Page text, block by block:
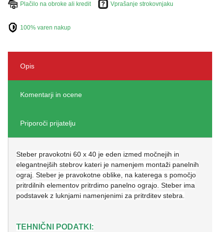
Plačilo na obroke ali kredit Vprašanje strokovnjaku
100% varen nakup
Opis
Komentarji in ocene
Priporoči prijatelju
Steber pravokotni 60 x 40 je eden izmed močnejih in
elegantnejših stebrov kateri je namenjem montaži panelnih
ograj. Steber je pravokotne oblike, na katerega s pomočjo
pritrdilnih elementov pritrdimo panelno ograjo. Steber ima
podstavek z luknjami namenjenimi za pritrditev stebra.
TEHNIČNI PODATKI: